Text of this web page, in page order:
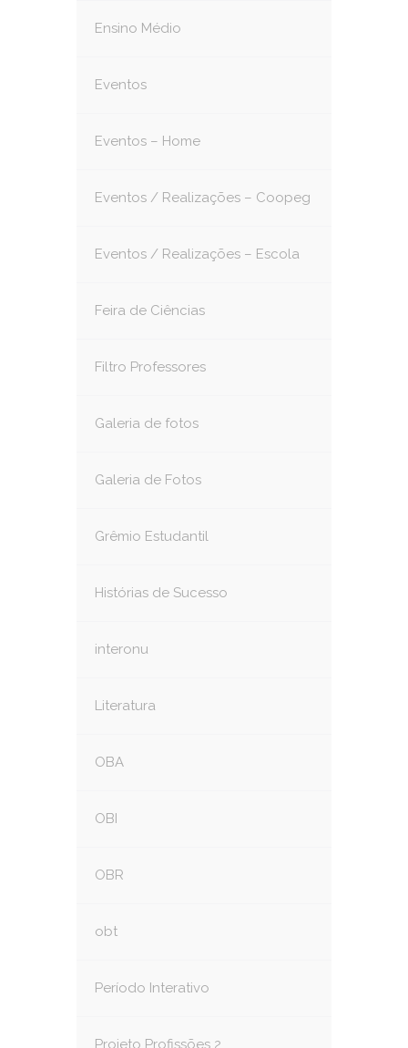
Ensino Médio
Eventos
Eventos – Home
Eventos / Realizações – Coopeg
Eventos / Realizações – Escola
Feira de Ciências
Filtro Professores
Galeria de fotos
Galeria de Fotos
Grêmio Estudantil
Histórias de Sucesso
interonu
Literatura
OBA
OBI
OBR
obt
Período Interativo
Projeto Profissões 2